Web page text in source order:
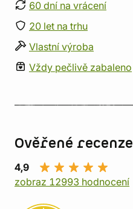
60 dní na vrácení
20 let na trhu
Vlastní výroba
Vždy pečlivě zabaleno
Ověřené recenze
4,9
zobraz 12993 hodnocení